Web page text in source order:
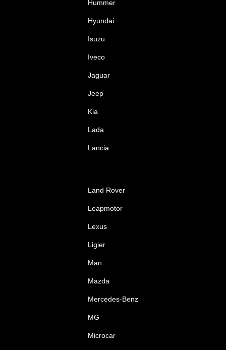
Hummer
Hyundai
Isuzu
Iveco
Jaguar
Jeep
Kia
Lada
Lancia
Land Rover
Leapmotor
Lexus
Ligier
Man
Mazda
Mercedes-Benz
MG
Microcar